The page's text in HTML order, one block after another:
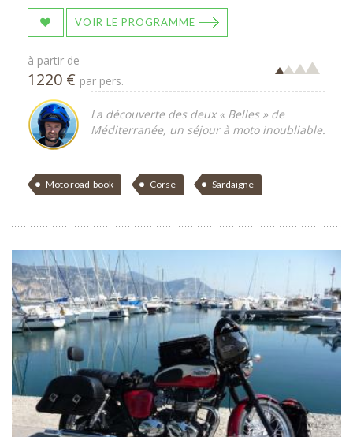
VOIR LE PROGRAMME
à partir de
1220 € par pers.
La découverte des deux « Belles » de
Méditerranée, un séjour à moto inoubliable.
Moto road-book Corse Sardaigne